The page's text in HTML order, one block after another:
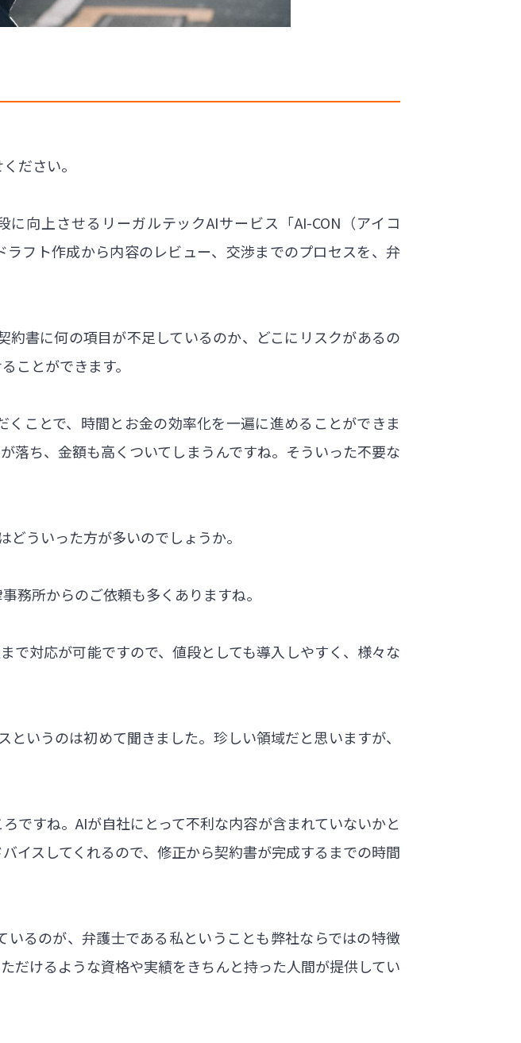
ださい。
向上させるリーガルテックAIサービス「AI-CON（アイコ
フト作成から内容のレビュー、交渉までのプロセスを、弁
書に何の項目が不足しているのか、どこにリスクがあるの
ことができます。
ことで、時間とお金の効率化を一遍に進めることができま
落ち、金額も高くついてしまうんですね。そういった不要な
ういった方が多いのでしょうか。
務所からのご依頼も多くありますね。
で対応が可能ですので、値段としても導入しやすく、様々な
いうのは初めて聞きました。珍しい領域だと思いますが、
ですね。AIが自社にとって不利な内容が含まれていないかと
イスしてくれるので、修正から契約書が完成するまでの時間
るのが、弁護士である私ということも弊社ならではの特徴
だけるような資格や実績をきちんと持った人間が提供してい